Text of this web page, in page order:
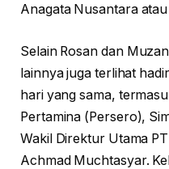
Anagata Nusantara
Selain Rosan dan
lainnya juga terlihat
hari yang sama,
Pertamina (Persero),
Wakil Direktur Utama
Achmad Muchtasyar.